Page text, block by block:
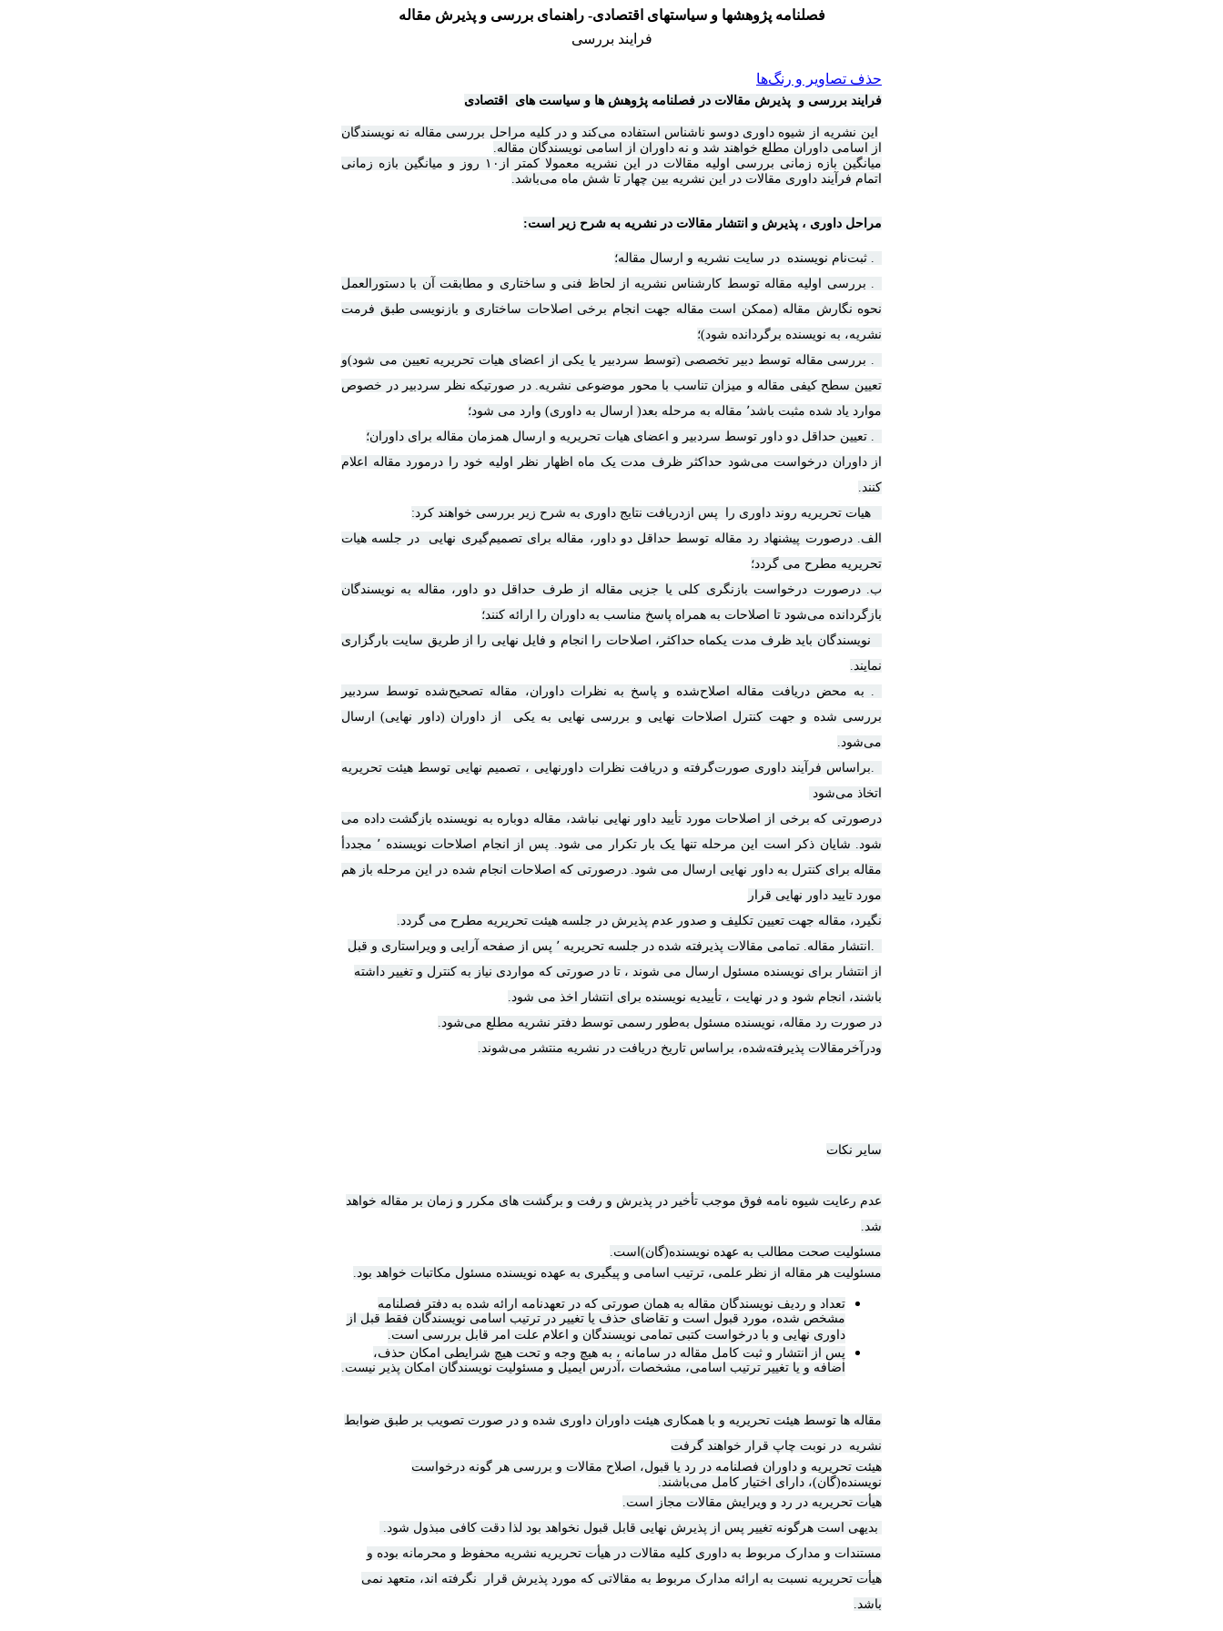
فصلنامه پژوهشها و سیاستهای اقتصادی- راهنمای بررسی و پذیرش مقاله
فرایند بررسی
حذف تصاویر و رنگ‌ها
فرایند بررسی و پذیرش مقالات در فصلنامه پژوهش ها و سیاست های اقتصادی
این نشریه از شیوه داوری دوسو ناشناس استفاده می‌کند و در کلیه مراحل بررسی مقاله نه نویسندگان
از اسامی داوران مطلع خواهند شد و نه داوران از اسامی نویسندگان مقاله.
میانگین بازه زمانی بررسی اولیه مقالات در این نشریه معمولا کمتر از۱۰ روز و میانگین بازه زمانی
اتمام فرآیند داوری مقالات در این نشریه بین چهار تا شش ماه می‌باشد.
مراحل داوری ، پذیرش و انتشار مقالات در نشریه به شرح زیر است:
۲. بررسی اولیه مقاله توسط کارشناس نشریه از لحاظ فنی و ساختاری و مطابقت آن با دستورالعمل
نحوه نگارش مقاله (ممکن است مقاله جهت انجام برخی اصلاحات ساختاری و بازنویسی طبق فرمت
نشریه، به نویسنده برگردانده شود)؛
۳. بررسی مقاله توسط دبیر تخصصی (توسط سردبیر یا یکی از اعضای هیات تحریریه تعیین می شود)و
تعیین سطح کیفی مقاله و میزان تناسب با محور موضوعی نشریه. در صورتیکه نظر سردبیر در خصوص
موارد یاد شده مثبت باشد٬ مقاله به مرحله بعد( ارسال به داوری) وارد می شود؛
توسط سردبیر و اعضای هیات تحریریه و ارسال همزمان مقاله برای داوران؛
از داوران درخواست می‌شود حداکثر ظرف مدت یک ماه اظهار نظر اولیه خود را درمورد مقاله اعلام
کنند.
هیات تحریریه روند داوری را پس ازدریافت نتایج داوری به شرح زیر بررسی خواهند کرد:
الف. درصورت پیشنهاد رد مقاله توسط حداقل دو داور، مقاله برای تصمیم‌گیری نهایی در جلسه هیات
تحریریه مطرح می گردد؛
ب. درصورت درخواست بازنگری کلی یا جزیی مقاله از طرف حداقل دو داور، مقاله به نویسندگان
بازگردانده می‌شود تا اصلاحات به همراه پاسخ مناسب به داوران را ارائه کنند؛
۵ نویسندگان باید ظرف مدت یکماه حداکثر، اصلاحات را انجام و فایل نهایی را از طریق سایت بارگزاری
نمایند.
۶. به محض دریافت مقاله اصلاح‌شده و پاسخ به نظرات داوران، مقاله تصحیح‌شده توسط سردبیر
بررسی شده و جهت کنترل اصلاحات نهایی و بررسی نهایی به یکی از داوران (داور نهایی) ارسال
می‌شود.
۷.براساس فرآیند داوری صورت‌گرفته و دریافت نظرات داورنهایی ، تصمیم نهایی توسط هیئت تحریریه
اتخاذ می‌شود
درصورتی که برخی از اصلاحات مورد تأیید داور نهایی نباشد، مقاله دوباره به نویسنده بازگشت داده می
شود. شایان ذکر است این مرحله تنها یک بار تکرار می شود. پس از انجام اصلاحات نویسنده ٬ مجددأ
مقاله برای کنترل به داور نهایی ارسال می شود. درصورتی که اصلاحات انجام شده در این مرحله باز هم
مورد تایید داور نهایی قرار
نگیرد، مقاله جهت تعیین تکلیف و صدور عدم پذیرش در جلسه هیئت تحریریه مطرح می گردد.
۸.انتشار مقاله. تمامی مقالات پذیرفته شده در جلسه تحریریه ٬ پس از صفحه آرایی و ویراستاری و قبل
از انتشار برای نویسنده مسئول ارسال می شوند ، تا در صورتی که مواردی نیاز به کنترل و تغییر داشته
باشند، انجام شود و در نهایت ، تأییدیه نویسنده برای انتشار اخذ می شود.
در صورت رد مقاله، نویسنده مسئول به‌طور رسمی توسط دفتر نشریه مطلع می‌شود.
ودرآخرمقالات پذیرفته‌شده، براساس تاریخ دریافت در نشریه منتشر می‌شوند.
سایر نکات
عدم رعایت شیوه نامه فوق موجب تأخیر در پذیرش و رفت و برگشت های مکرر و زمان بر مقاله خواهد
شد.
مسئولیت صحت مطالب به عهده نویسنده(گان)است.
مسئولیت هر مقاله از نظر علمی، ترتیب اسامی و پیگیری به عهده نویسنده مسئول مکاتبات خواهد بود.
تعداد و ردیف نویسندگان مقاله به همان صورتی که در تعهدنامه ارائه شده به دفتر فصلنامه
مشخص شده، مورد قبول است و تقاضای حذف یا تغییر در ترتیب اسامی نویسندگان فقط قبل از
داوری نهایی و با درخواست کتبی تمامی نویسندگان و اعلام علت امر قابل بررسی است.
پس از انتشار و ثبت کامل مقاله در سامانه ، به هیچ وجه و تحت هیچ شرایطی امکان حذف،
اضافه و یا تغییر ترتیب اسامی، مشخصات ،آدرس ایمیل و مسئولیت نویسندگان امکان پذیر نیست.
مقاله ها توسط هیئت تحریریه و با همکاری هیئت داوران داوری شده و در صورت تصویب بر طبق ضوابط
نشریه در نوبت چاپ قرار خواهند گرفت
هیئت تحریریه و داوران فصلنامه در رد یا قبول، اصلاح مقالات و بررسی هر گونه درخواست
نویسنده(گان)، دارای اختیار کامل می‌باشند.
هیأت تحریریه در رد و ویرایش مقالات مجاز است.
بدیهی است هرگونه تغییر پس از پذیرش نهایی قابل قبول نخواهد بود لذا دقت کافی مبذول شود.
مستندات و مدارک مربوط به داوری کلیه مقالات در هیأت تحریریه نشریه محفوظ و محرمانه بوده و
هیأت تحریریه نسبت به ارائه مدارک مربوط به مقالاتی که مورد پذیرش قرار نگرفته اند، متعهد نمی
باشد.